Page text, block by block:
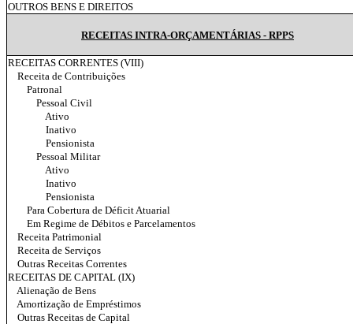
OUTROS BENS E DIREITOS
RECEITAS INTRA-ORÇAMENTÁRIAS - RPPS
RECEITAS CORRENTES (VIII)
Receita de Contribuições
Patronal
Pessoal Civil
Ativo
Inativo
Pensionista
Pessoal Militar
Ativo
Inativo
Pensionista
Para Cobertura de Déficit Atuarial
Em Regime de Débitos e Parcelamentos
Receita Patrimonial
Receita de Serviços
Outras Receitas Correntes
RECEITAS DE CAPITAL (IX)
Alienação de Bens
Amortização de Empréstimos
Outras Receitas de Capital